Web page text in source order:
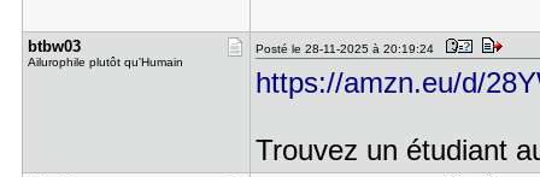
btbw03
Ailurophile plutôt qu'Humain
Posté le 28-11-2025 à 20:19:24
https://amzn.eu/d/
Trouvez un étudiant